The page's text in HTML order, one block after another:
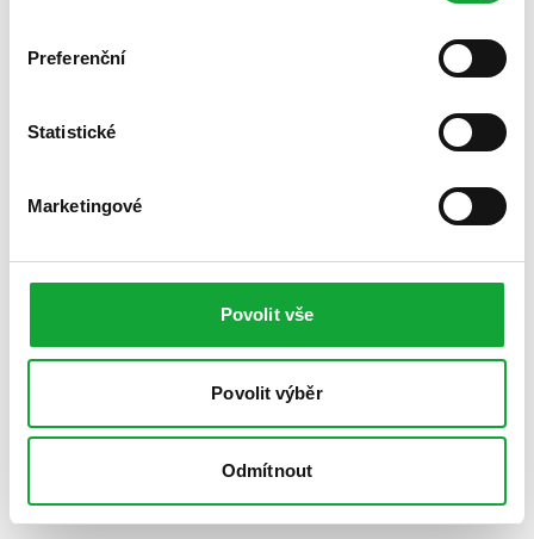
Preferenční
Statistické
Marketingové
Povolit vše
Povolit výběr
Odmítnout